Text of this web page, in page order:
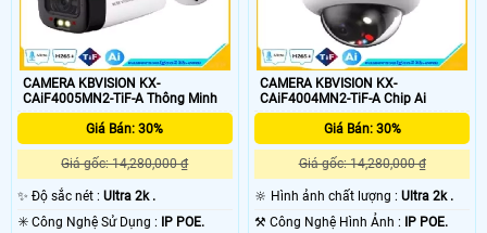
CAMERA KBVISION KX-
CAiF4005MN2-TiF-A Thông Minh
Giá Bán: 30%
Giá gốc: 14,280,000 ₫
✨ Độ sắc nét : Ultra 2k .
✳️ Công Nghệ Sử Dụng :
IP POE.
CAMERA KBVISION KX-
CAiF4004MN2-TiF-A Chip Ai
Giá Bán: 30%
Giá gốc: 14,280,000 ₫
🔆 Hình ảnh chất lượng :Ultra 2k .
⚒ Công Nghệ Hình Ảnh :
IP POE.